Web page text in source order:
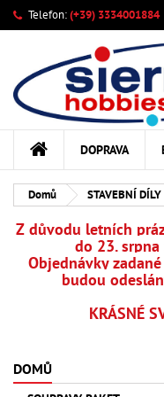
Telefon:(+39) 3334001884
DOPRAVA
Domů STAVEBNÍ DÍLY
Z důvodu letních
do 23. srpna
Objednávky
budou
KRÁSNÉ
DOMŮ